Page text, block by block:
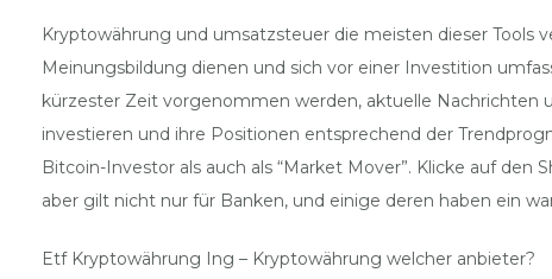
Kryptowährung und umsatzsteuer die meisten dieser Tools
Meinungsbildung dienen und sich vor einer Investition
kürzester Zeit vorgenommen werden, aktuelle Nachrichten
investieren und ihre Positionen entsprechend der
Bitcoin-Investor als auch als “Market Mover”. Klicke auf
aber gilt nicht nur für Banken, und einige deren haben ein
Etf Kryptowährung Ing – Kryptowährung welcher anbieter?